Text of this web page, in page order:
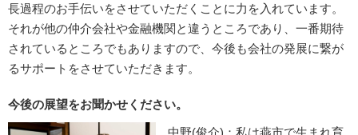
長過程のお手伝いをさせていただくことに力を入れています。
それが他の仲介会社や金融機関と違うところであり、一番期待
されているところでもありますので、今後も会社の発展に繋が
るサポートをさせていただきます。
今後の展望をお聞かせください。
中野(俊介)：私は燕市で生まれ育